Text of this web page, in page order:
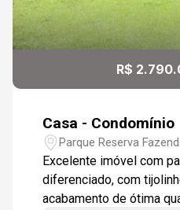
R$
Casa - Condomínio
Parque Reserva
Excelente imóvel com
diferenciado, com
acabamento de ótima